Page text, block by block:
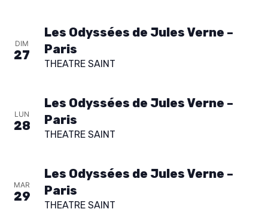
DIM
27
Les Odyssées de Jules Verne –
Paris
THEATRE SAINT
LUN
28
Les Odyssées de Jules Verne –
Paris
THEATRE SAINT
MAR
29
Les Odyssées de Jules Verne –
Paris
THEATRE SAINT